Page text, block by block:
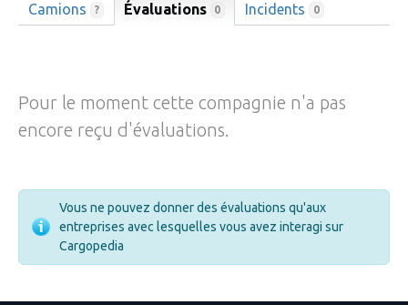
Camions ? Évaluations 0 Incidents 0
Pour le moment cette compagnie n'a pas
encore reçu d'évaluations.
Vous ne pouvez donner des évaluations qu'aux
entreprises avec lesquelles vous avez interagi sur
Cargopedia